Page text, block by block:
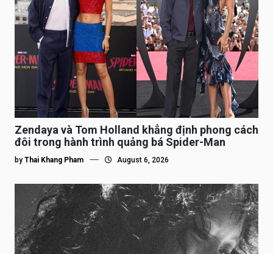
Zendaya và Tom Holland khẳng định phong cách
đôi trong hành trình quảng bá Spider-Man
by Thai Khang Pham August 6, 2026